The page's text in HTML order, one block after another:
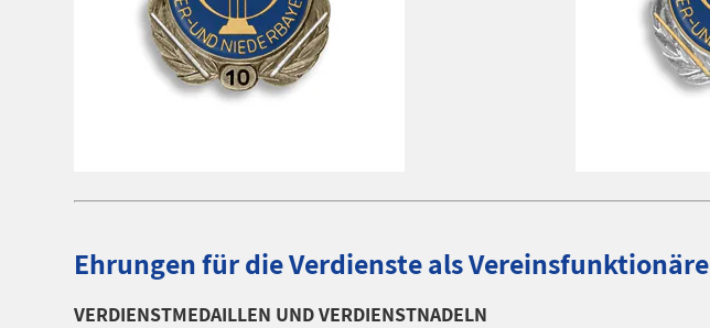
Ehrungen für die Verdienste als Vereinsfunktionäre
VERDIENSTMEDAILLEN UND VERDIENSTNADELN